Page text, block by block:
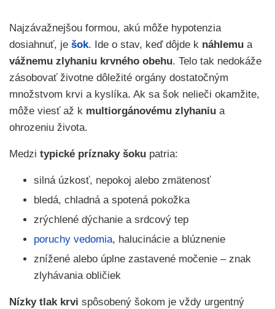
Najzávažnejšou formou, akú môže hypotenzia
dosiahnuť, je šok. Ide o stav, keď dôjde k náhlemu a
vážnemu zlyhaniu krvného obehu. Telo tak nedokáže
zásobovať životne dôležité orgány dostatočným
množstvom krvi a kyslíka. Ak sa šok nelieči okamžite,
môže viesť až k multiorgánovému zlyhaniu a
ohrozeniu života.
Medzi typické príznaky šoku patria:
silná úzkosť, nepokoj alebo zmätenosť
bledá, chladná a spotená pokožka
zrýchlené dýchanie a srdcový tep
poruchy vedomia, halucinácie a blúznenie
znížené alebo úplne zastavené močenie – znak
zlyhávania obličiek
Nízky tlak krvi spôsobený šokom je vždy urgentný